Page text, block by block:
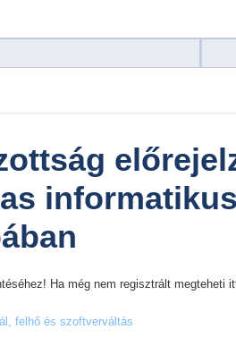
Ha még nem regisztrált megteheti
felhő és szoftverváltás